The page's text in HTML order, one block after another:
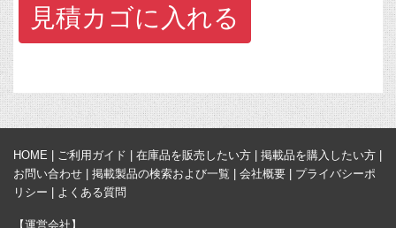
見積カゴに入れる
HOME | ご利用ガイド | 在庫品を販売したい方 | 掲載品を購入したい方 |
お問い合わせ | 掲載製品の検索および一覧 | 会社概要 | プライバシーポ
リシー | よくある質問
【運営会社】